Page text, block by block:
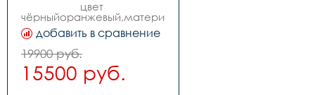
цвет
чёрныйоранжевый,материал
рамы сталь,размер
рамы,количество
скоростей 7
добавить в сравнение
19900 руб.
15500 руб.